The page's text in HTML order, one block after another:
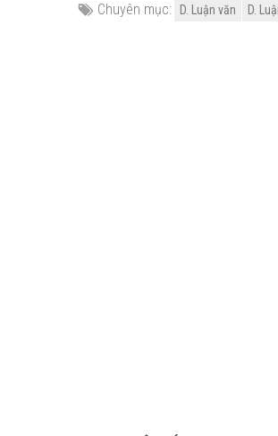
Chuyên mục: D. Luận văn D.